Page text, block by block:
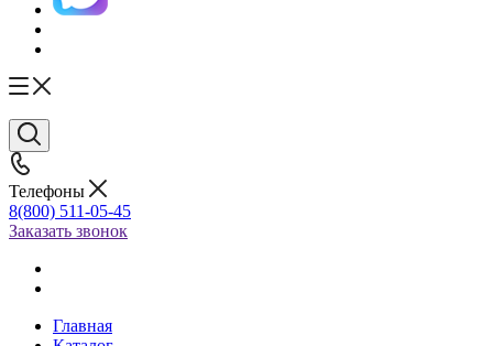
Телефоны
8(800) 511-05-45
Заказать звонок
Главная